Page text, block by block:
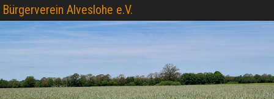
Bürgerverein Alveslohe e.V.